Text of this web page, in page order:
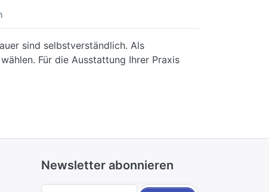
sind selbstverständlich. Als
Für die Ausstattung Ihrer Praxis
Newsletter abonnieren